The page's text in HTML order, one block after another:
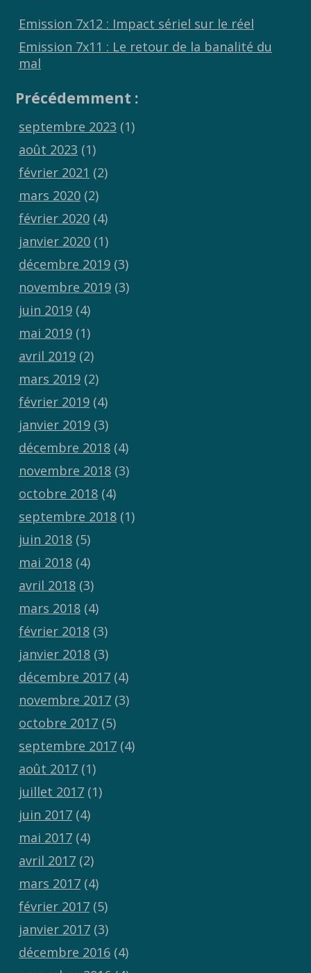
Emission 7x12 : Impact sériel sur le réel
Emission 7x11 : Le retour de la banalité du
mal
Précédemment :
septembre 2023 (1)
août 2023 (1)
février 2021 (2)
mars 2020(2)
février 2020(4)
janvier 2020(1)
décembre 2019(3)
novembre 2019(3)
juin 2019(4)
mai 2019(1)
avril 2019(2)
mars 2019(2)
février 2019(4)
janvier 2019(3)
décembre 2018(4)
novembre 2018(3)
octobre 2018(4)
septembre 2018(1)
juin 2018(5)
mai 2018(4)
avril 2018(3)
mars 2018(4)
février 2018(3)
janvier 2018(3)
décembre 2017(4)
novembre 2017(3)
octobre 2017(5)
septembre 2017(4)
août 2017(1)
juillet 2017(1)
juin 2017(4)
mai 2017(4)
avril 2017(2)
mars 2017(4)
février 2017(5)
janvier 2017(3)
décembre 2016(4)